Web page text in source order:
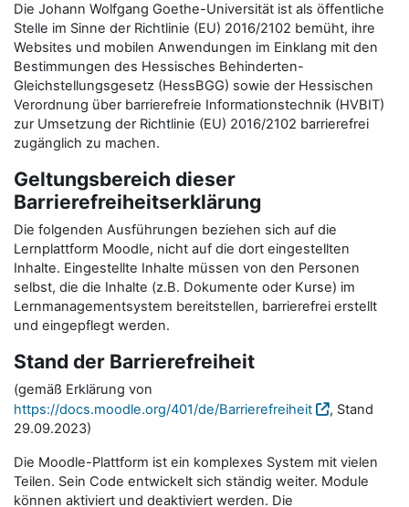
Die Johann Wolfgang Goethe-Universität ist als öffentliche
Stelle im Sinne der Richtlinie (EU) 2016/2102 bemüht, ihre
Websites und mobilen Anwendungen im Einklang mit den
Bestimmungen des Hessisches Behinderten-
Gleichstellungsgesetz (HessBGG) sowie der Hessischen
Verordnung über barrierefreie Informationstechnik (HVBIT)
zur Umsetzung der Richtlinie (EU) 2016/2102 barrierefrei
zugänglich zu machen.
Geltungsbereich dieser
Barrierefreiheitserklärung
Die folgenden Ausführungen beziehen sich auf die
Lernplattform Moodle, nicht auf die dort eingestellten
Inhalte. Eingestellte Inhalte müssen von den Personen
selbst, die die Inhalte (z.B. Dokumente oder Kurse) im
Lernmanagementsystem bereitstellen, barrierefrei erstellt
und eingepflegt werden.
Stand der Barrierefreiheit
(gemäß Erklärung von
https://docs.moodle.org/401/de/Barrierefreiheit
, Stand
29.09.2023)
Die Moodle-Plattform ist ein komplexes System mit vielen
Teilen. Sein Code entwickelt sich ständig weiter. Module
können aktiviert und deaktiviert werden. Die